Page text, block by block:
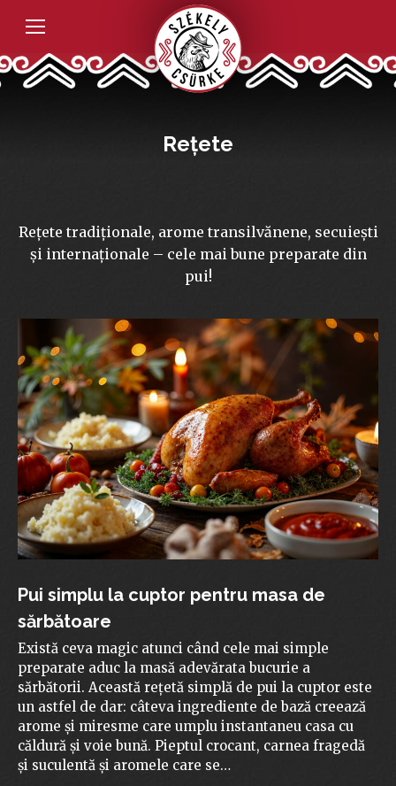
Reţete
Rețete tradiționale, arome transilvănene, secuiești
și internaționale – cele mai bune preparate din
pui!
Pui simplu la cuptor pentru masa de
sărbătoare
Există ceva magic atunci când cele mai simple
preparate aduc la masă adevărata bucurie a
sărbătorii. Această rețetă simplă de pui la cuptor este
un astfel de dar: câteva ingrediente de bază creează
arome și miresme care umplu instantaneu casa cu
căldură și voie bună. Pieptul crocant, carnea fragedă
și suculentă și aromele care se…